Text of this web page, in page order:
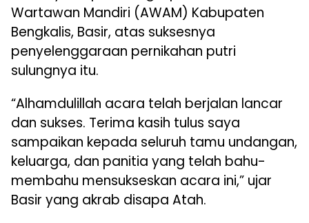
Wartawan Mandiri (AWAM) Kabupaten
Bengkalis, Basir, atas suksesnya
penyelenggaraan pernikahan putri
sulungnya itu.
“Alhamdulillah acara telah berjalan lancar
dan sukses. Terima kasih tulus saya
sampaikan kepada seluruh tamu undangan,
keluarga, dan panitia yang telah bahu-
membahu mensukseskan acara ini,” ujar
Basir yang akrab disapa Atah.